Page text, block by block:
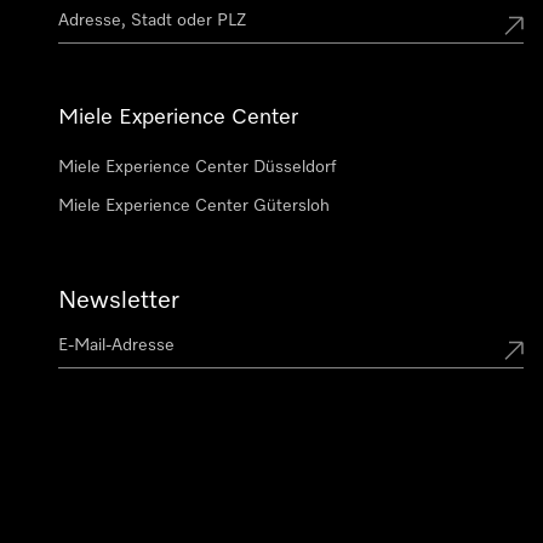
Miele Experience Center
Miele Experience Center Düsseldorf
Miele Experience Center Gütersloh
Newsletter